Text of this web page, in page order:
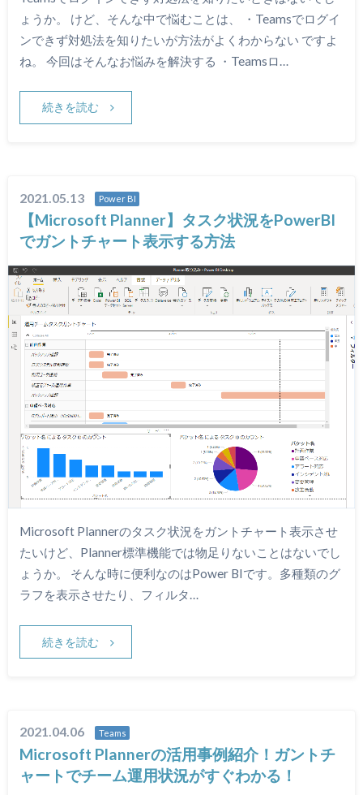
ょうか。 けど、そんな中で悩むことは、 ・Teamsでログイ
ンできず対処法を知りたいが方法がよくわからない ですよ
ね。 今回はそんなお悩みを解決する ・Teamsロ…
続きを読む
2021.05.13 Power BI
【Microsoft Planner】タスク状況をPowerBI
でガントチャート表示する方法
Microsoft Plannerのタスク状況をガントチャート表示させ
たいけど、Planner標準機能では物足りないことはないでし
ょうか。 そんな時に便利なのはPower BIです。多種類のグ
ラフを表示させたり、フィルタ…
続きを読む
2021.04.06 Teams
Microsoft Plannerの活用事例紹介！ガントチ
ャートでチーム運用状況がすぐわかる！